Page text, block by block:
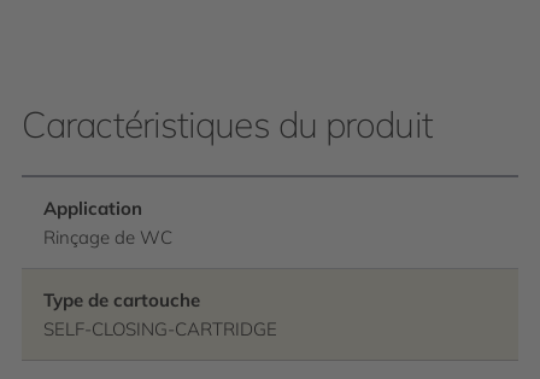
Caractéristiques du produit
Application
Rinçage de WC
Type de cartouche
SELF-CLOSING-CARTRIDGE